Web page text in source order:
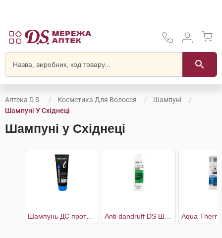
Аптека D.S. Косметика Для Волосся
Шампуні
Шампуні У Східнеці
Шампуні у Східнеці
Шампунь ДС проти легкої і помірної лупи